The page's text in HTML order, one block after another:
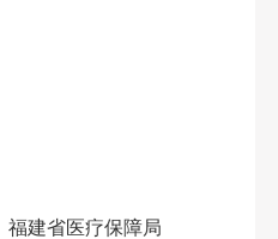
福建省医疗保障局